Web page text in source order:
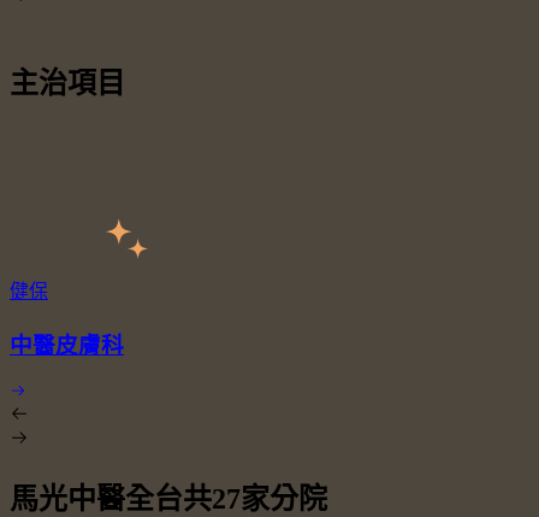
主治項目
健保
中醫皮膚科
馬光中醫全台共27家分院